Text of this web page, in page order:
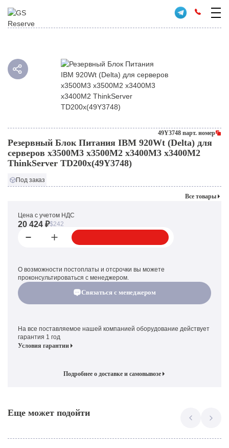
49Y3748 парт. номер
Резервный Блок Питания IBM 920Wt (Delta) для
серверов x3500M3 x3500M2 x3400M3 x3400M2
ThinkServer TD200x(49Y3748)
Под заказ
Все товары
Цена с учетом НДС
20 424 ₽$242
О возможности постоплаты и отсрочки вы можете
проконсультироваться с менеджером.
Связаться с менеджером
На все поставляемое нашей компанией оборудование действует
гарантия 1 год
Условия гарантии
Подробнее о доставке и самовывозе
Еще может подойти